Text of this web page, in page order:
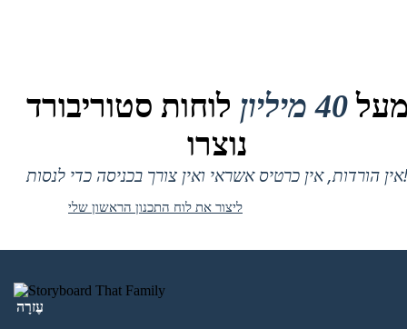
40 מיליון
לוחות סטוריבורד
נוצרו
אין הורדות, אין כרטיס אשראי ואין צורך בכניסה כדי לנסות!
ליצור את לוח התכנון הראשון שלי
עֶזרָה